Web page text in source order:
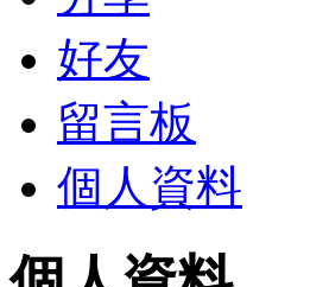
好友
留言板
個人資料